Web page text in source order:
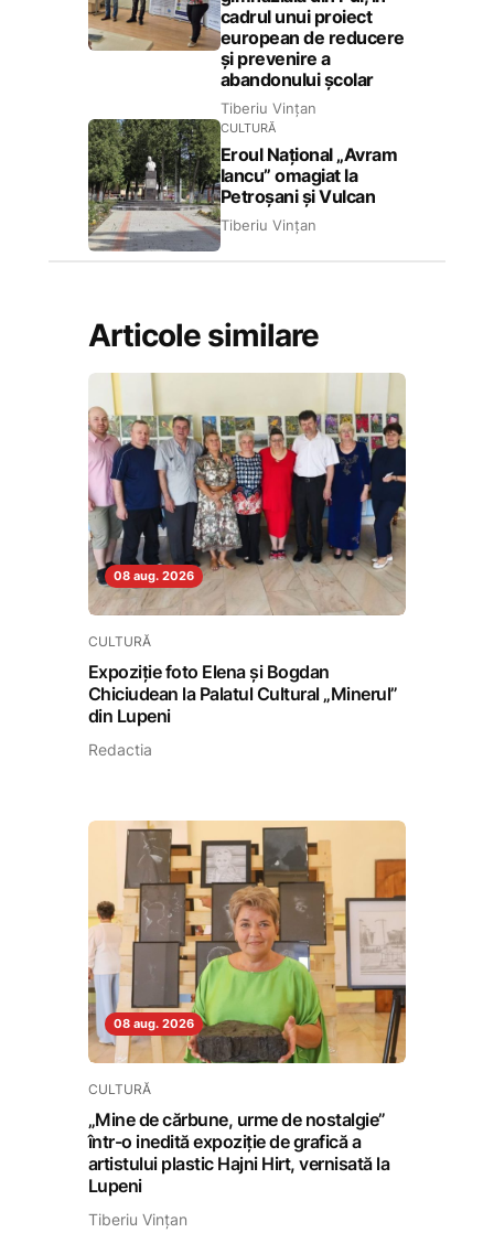
cadrul unui proiect
european de reducere
și prevenire a
abandonului școlar
Tiberiu Vințan
CULTURĂ
Eroul Național „Avram
Iancu” omagiat la
Petroșani și Vulcan
Tiberiu Vințan
Articole similare
08 aug. 2026
CULTURĂ
Expoziție foto Elena și Bogdan
Chiciudean la Palatul Cultural „Minerul”
din Lupeni
Redactia
08 aug. 2026
CULTURĂ
„Mine de cărbune, urme de nostalgie”
într-o inedită expoziție de grafică a
artistului plastic Hajni Hirt, vernisată la
Lupeni
Tiberiu Vințan